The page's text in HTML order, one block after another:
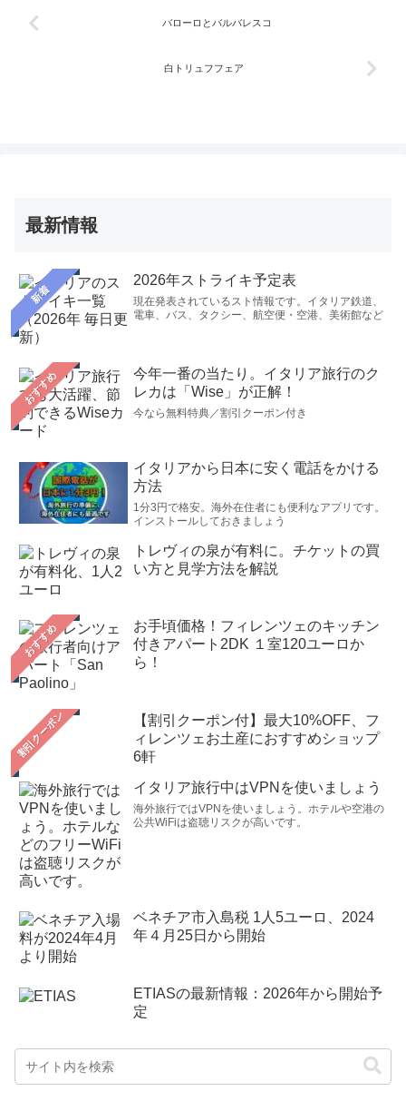
バローロとバルバレスコ
白トリュフフェア
最新情報
新着
2026年ストライキ予定表
現在発表されているスト情報です。イタリア鉄道、
電車、バス、タクシー、航空便・空港、美術館など
おすすめ
今年一番の当たり。イタリア旅行のク
レカは「Wise」が正解！
今なら無料特典／割引クーポン付き
イタリアから日本に安く電話をかける
方法
1分3円で格安。海外在住者にも便利なアプリです。
インストールしておきましょう
トレヴィの泉が有料に。チケットの買
い方と見学方法を解説
おすすめ
お手頃価格！フィレンツェのキッチン
付きアパート2DK １室120ユーロか
ら！
【割引クーポン付】最大10%OFF、フ
ィレンツェお土産におすすめショップ
6軒
イタリア旅行中はVPNを使いましょう
海外旅行ではVPNを使いましょう。ホテルや空港の
公共WiFiは盗聴リスクが高いです。
ベネチア市入島税 1人5ユーロ、2024
年４月25日から開始
ETIASの最新情報：2026年から開始予
定